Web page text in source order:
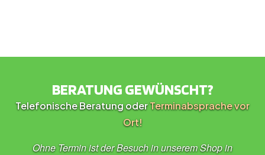
BERATUNG GEWÜNSCHT?
Telefonische Beratung oderTerminabsprache vor
Ort!
Ohne Termin ist der Besuch in unserem Shop in